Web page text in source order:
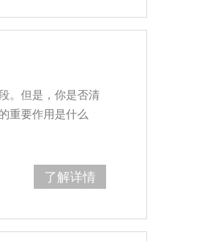
。但是，你是否清
重要作用是什么
了解详情